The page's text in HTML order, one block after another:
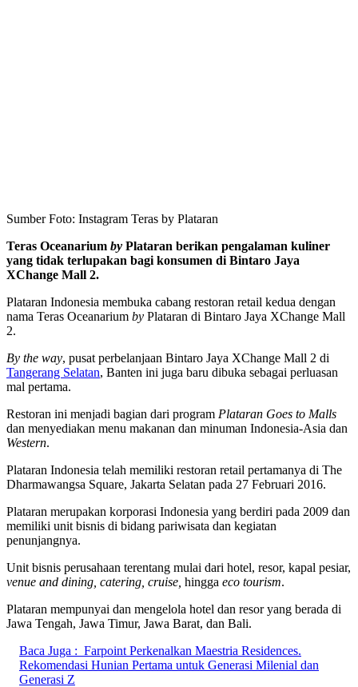
Sumber Foto: Instagram Teras by Plataran
Teras Oceanarium by Plataran berikan pengalaman kuliner
yang tidak terlupakan bagi konsumen di Bintaro Jaya
XChange Mall 2.
Plataran Indonesia membuka cabang restoran retail kedua dengan
nama Teras Oceanarium by Plataran di Bintaro Jaya XChange Mall
2.
By the way, pusat perbelanjaan Bintaro Jaya XChange Mall 2 di
Tangerang Selatan, Banten ini juga baru dibuka sebagai perluasan
mal pertama.
Restoran ini menjadi bagian dari program Plataran Goes to Malls
dan menyediakan menu makanan dan minuman Indonesia-Asia dan
Western.
Plataran Indonesia telah memiliki restoran retail pertamanya di The
Dharmawangsa Square, Jakarta Selatan pada 27 Februari 2016.
Plataran merupakan korporasi Indonesia yang berdiri pada 2009 dan
memiliki unit bisnis di bidang pariwisata dan kegiatan
penunjangnya.
Unit bisnis perusahaan terentang mulai dari hotel, resor, kapal pesiar,
venue and dining, catering, cruise, hingga eco tourism.
Plataran mempunyai dan mengelola hotel dan resor yang berada di
Jawa Tengah, Jawa Timur, Jawa Barat, dan Bali.
Baca Juga : Farpoint Perkenalkan Maestria Residences.
Rekomendasi Hunian Pertama untuk Generasi Milenial dan
Generasi Z